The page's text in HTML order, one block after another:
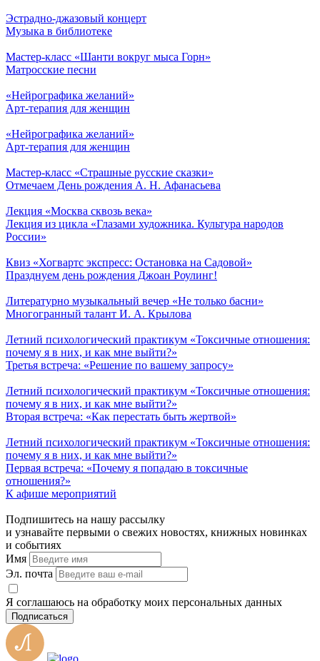
Эстрадно-джазовый концерт
Музыка в библиотеке
Мастер-класс «Шанти вокруг мыса Горн»
Матросские песни
«Нейрографика желаний»
Арт-терапия для женщин
«Нейрографика желаний»
Арт-терапия для женщин
Мастер-класс «Страшные русские сказки»
Отмечаем День рождения А. Н. Афанасьева
Лекция «Москва сквозь века»
Лекция из цикла «Глазами художника. Культура народов
России»
Квиз «Хогвартс экспресс: Остановка на Садовой»
Празднуем день рождения Джоан Роулинг!
Литературно музыкальный вечер «Не только басни»
Многогранный талант И. А. Крылова
Летний психологический практикум «Токсичные отношения:
почему я в них, и как мне выйти?»
Третья встреча: «Решение по вашему запросу»
Летний психологический практикум «Токсичные отношения:
почему я в них, и как мне выйти?»
Вторая встреча: «Как перестать быть жертвой»
Летний психологический практикум «Токсичные отношения:
почему я в них, и как мне выйти?»
Первая встреча: «Почему я попадаю в токсичные
отношения?»
К афише мероприятий
Подпишитесь на нашу рассылку
и узнавайте первыми о свежих новостях, книжных новинках
и событиях
Имя
Эл. почта
Я соглашаюсь на обработку моих персональных данных
Подписаться